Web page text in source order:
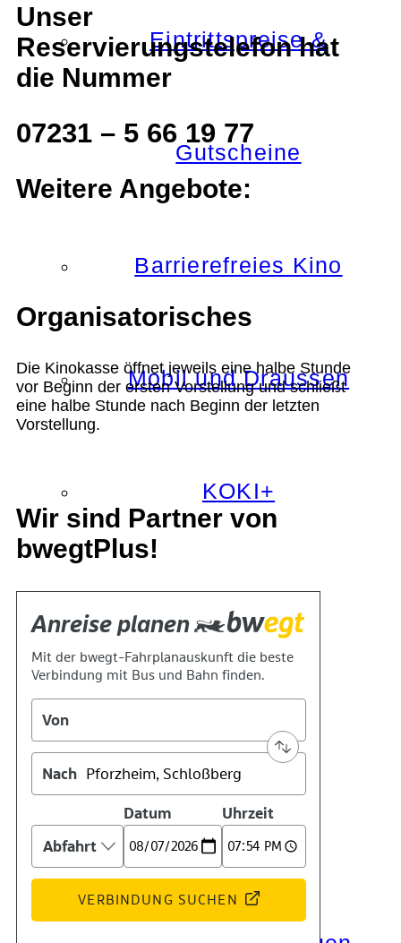
Eintrittspreise &
Gutscheine
Barrierefreies Kino
Mobil und Draussen
KOKI+
Das Team
Unser
Reservierungstelefon hat
die Nummer
07231 – 5 66 19 77
Weitere Angebote:
Organisatorisches
Die Kinokasse öffnet jeweils eine halbe Stunde
vor Beginn der ersten Vorstellung und schließt
eine halbe Stunde nach Beginn der letzten
Vorstellung.
Wir sind Partner von
bwegtPlus!